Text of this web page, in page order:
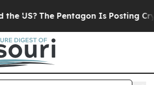
The Pentagon Is Posting Cryptic